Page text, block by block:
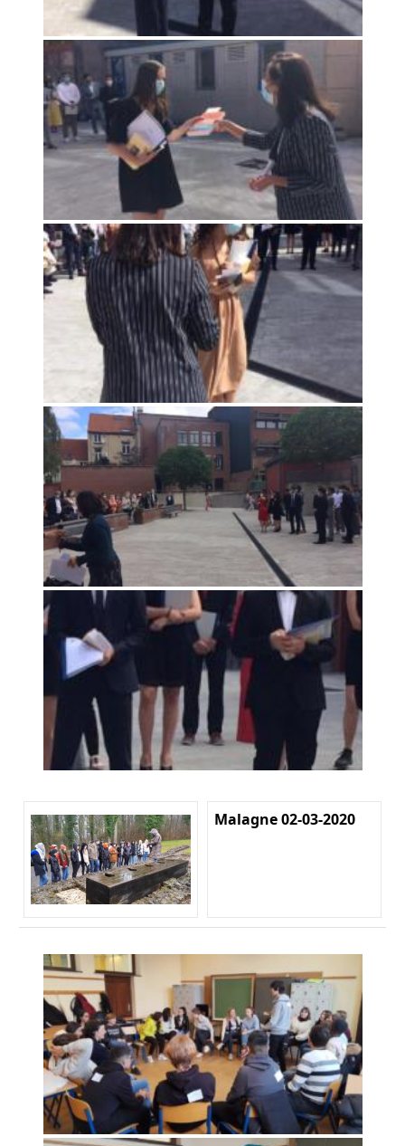
Malagne 02-03-2020